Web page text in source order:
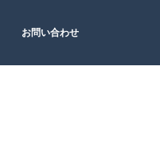
お問い合わせ